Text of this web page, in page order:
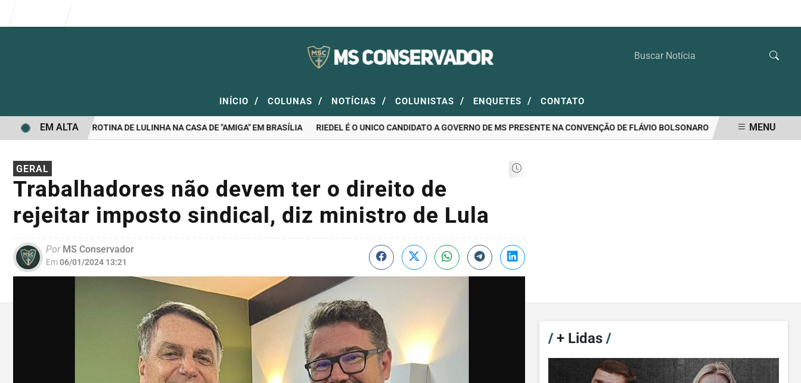
INÍCIO / COLUNAS / NOTÍCIAS / COLUNISTAS / ENQUETES / CONTATO
ÁUDIOS EXPÕEM ROTINA DE LULINHA NA CASA DE "AMIGA" EM BRASÍLIA RIEDEL É O UNICO CANDIDATO A GOVERNO DE MS PRESENTE NA CONVENÇÃO DE FLÁVIO BOLSONARO RIEDEL LIDERA
EM ALTA MENU
GERAL
Trabalhadores não devem ter o direito de
rejeitar imposto sindical, diz ministro de Lula
PorMS Conservador
Em06/01/2024 13:21
/+ Lidas /